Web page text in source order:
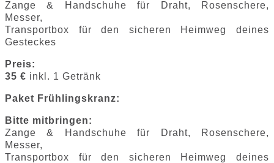
Zange & Handschuhe für Draht, Rosenschere,
Messer,
Transportbox für den sicheren Heimweg deines
Gesteckes
Preis:
35 € inkl. 1 Getränk
Paket Frühlingskranz:
Bitte mitbringen:
Zange & Handschuhe für Draht, Rosenschere,
Messer,
Transportbox für den sicheren Heimweg deines